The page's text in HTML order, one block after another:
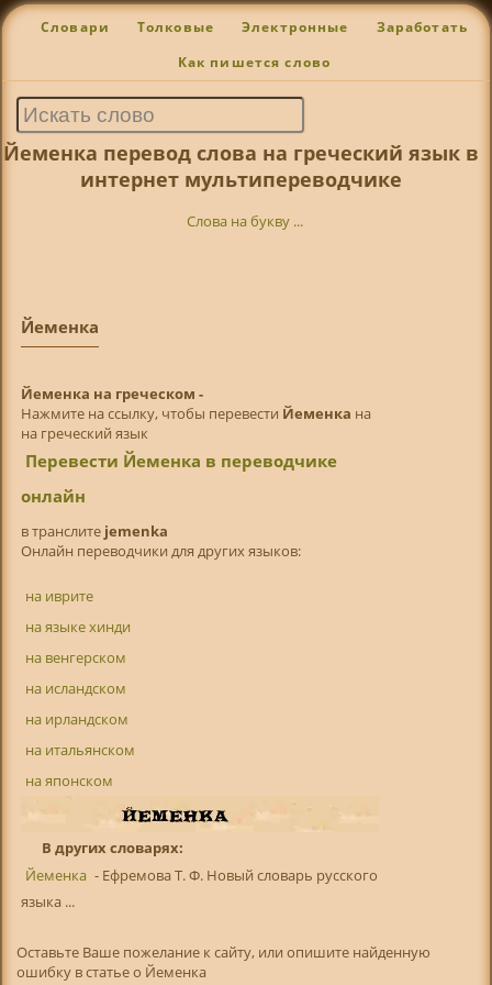
Словари Толковые Электронные Заработать
Как пишется слово
Йеменка перевод слова на греческий язык в
интернет мультипереводчике
Слова на букву ...
Йеменка
Йеменка на греческом -
Нажмите на ссылку, чтобы перевести Йеменка на
на греческий язык
Перевести Йеменка в переводчике
онлайн
в транслитe jemenka
Онлайн переводчики для других языков:
на иврите
на языке хинди
на венгерском
на исландском
на ирландском
на итальянском
на японском
В других словарях:
Йеменка - Ефремова Т. Ф. Новый словарь русского
языка ...
Оставьте Ваше пожелание к сайту, или опишите найденную
ошибку в статье о Йеменка